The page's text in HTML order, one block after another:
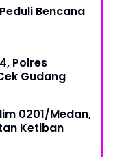
Bencana
Polres
Gudang
0201/Medan,
Ketiban